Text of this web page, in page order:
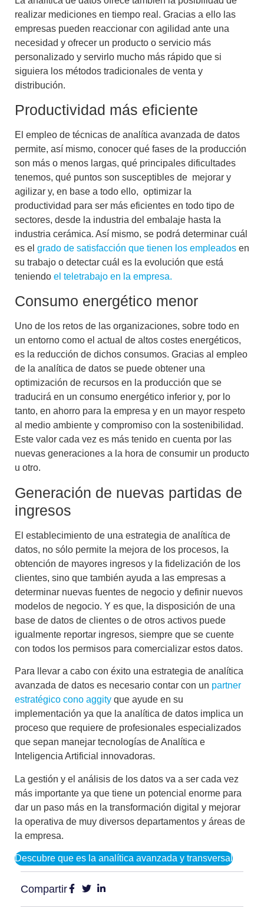
realizar mediciones en tiempo real. Gracias a ello las
empresas pueden reaccionar con agilidad ante una
necesidad y ofrecer un producto o servicio más
personalizado y servirlo mucho más rápido que si
siguiera los métodos tradicionales de venta y
distribución.
Productividad más eficiente
El empleo de técnicas de analítica avanzada de datos
permite, así mismo, conocer qué fases de la producción
son más o menos largas, qué principales dificultades
tenemos, qué puntos son susceptibles de mejorar y
agilizar y, en base a todo ello, optimizar la
productividad para ser más eficientes en todo tipo de
sectores, desde la industria del embalaje hasta la
industria cerámica. Así mismo, se podrá determinar cuál
es el grado de satisfacción que tienen los empleados en
su trabajo o detectar cuál es la evolución que está
teniendo el teletrabajo en la empresa.
Consumo energético menor
Uno de los retos de las organizaciones, sobre todo en
un entorno como el actual de altos costes energéticos,
es la reducción de dichos consumos. Gracias al empleo
de la analítica de datos se puede obtener una
optimización de recursos en la producción que se
traducirá en un consumo energético inferior y, por lo
tanto, en ahorro para la empresa y en un mayor respeto
al medio ambiente y compromiso con la sostenibilidad.
Este valor cada vez es más tenido en cuenta por las
nuevas generaciones a la hora de consumir un producto
u otro.
Generación de nuevas partidas de
ingresos
El establecimiento de una estrategia de analítica de
datos, no sólo permite la mejora de los procesos, la
obtención de mayores ingresos y la fidelización de los
clientes, sino que también ayuda a las empresas a
determinar nuevas fuentes de negocio y definir nuevos
modelos de negocio. Y es que, la disposición de una
base de datos de clientes o de otros activos puede
igualmente reportar ingresos, siempre que se cuente
con todos los permisos para comercializar estos datos.
Para llevar a cabo con éxito una estrategia de analítica
avanzada de datos es necesario contar con un partner
estratégico cono aggity que ayude en su
implementación ya que la analítica de datos implica un
proceso que requiere de profesionales especializados
que sepan manejar tecnologías de Analítica e
Inteligencia Artificial innovadoras.
La gestión y el análisis de los datos va a ser cada vez
más importante ya que tiene un potencial enorme para
dar un paso más en la transformación digital y mejorar
la operativa de muy diversos departamentos y áreas de
la empresa.
Descubre que es la analítica avanzada y transversal
Compartir